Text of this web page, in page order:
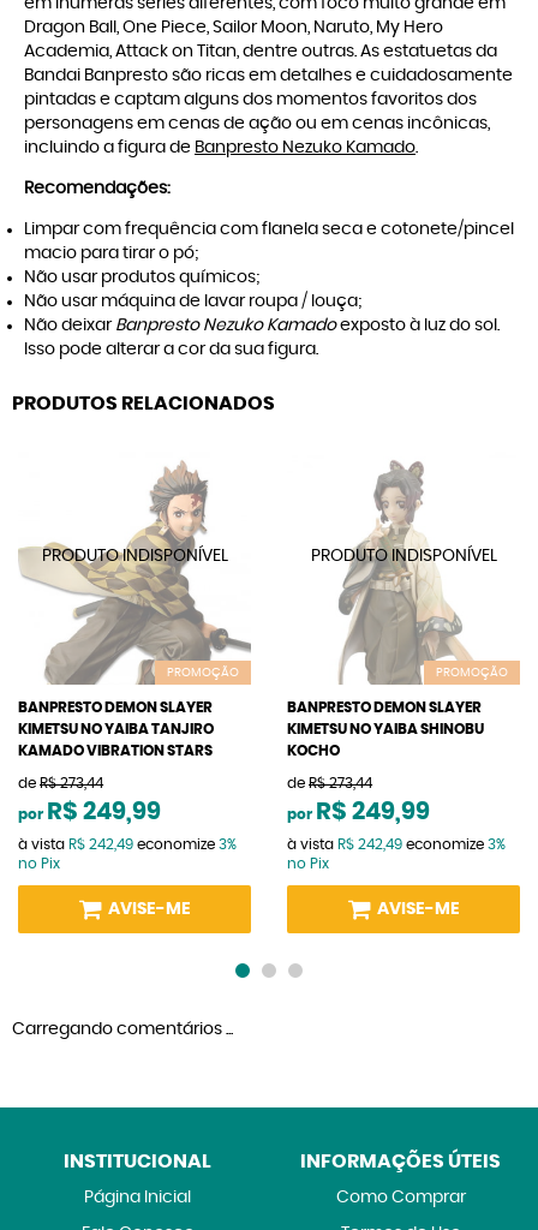
em inúmeras séries diferentes, com foco muito grande em
Dragon Ball, One Piece, Sailor Moon, Naruto, My Hero
Academia, Attack on Titan, dentre outras. As estatuetas da
Bandai Banpresto são ricas em detalhes e cuidadosamente
pintadas e captam alguns dos momentos favoritos dos
personagens em cenas de ação ou em cenas incônicas,
incluindo a figura de Banpresto Nezuko Kamado.
Recomendações:
Limpar com frequência com flanela seca e cotonete/pincel
macio para tirar o pó;
Não usar produtos químicos;
Não usar máquina de lavar roupa / louça;
Não deixar Banpresto Nezuko Kamadoexposto à luz do sol.
Isso pode alterar a cor da sua figura.
PRODUTOS RELACIONADOS
PROMOÇÃO
BANPRESTO DEMON SLAYER
KIMETSU NO YAIBA TANJIRO
KAMADO VIBRATION STARS
de R$ 273,44
por R$ 249,99
à vista R$ 242,49 economize 3%
no Pix
AVISE-ME
PROMOÇÃO
BANPRESTO DEMON SLAYER
KIMETSU NO YAIBA SHINOBU
KOCHO
de R$ 273,44
por R$ 249,99
à vista R$ 242,49 economize 3%
no Pix
AVISE-ME
Carregando comentários ...
INSTITUCIONAL
Página Inicial
INFORMAÇÕES ÚTEIS
Como Comprar